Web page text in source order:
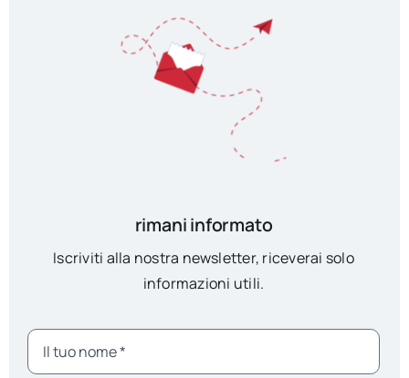
rimani informato
Iscriviti alla nostra newsletter, riceverai solo
informazioni utili.